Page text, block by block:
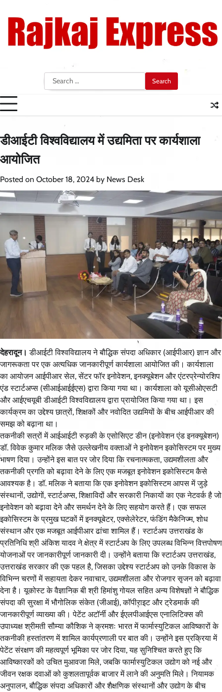
content
Search
for:
डीआईटी विश्वविद्यालय में उद्यमिता पर कार्यशाला
आयोजित
Posted on October 18, 2024 by News Desk
देहरादून। डीआईटी विश्वविद्यालय ने बौद्धिक संपदा अधिकार (आईपीआर) ज्ञान और
जागरूकता पर एक अत्यधिक जानकारीपूर्ण कार्यशाला आयोजित की। कार्यशाला
का आयोजन आईपीआर सेल, सेंटर फॉर इनोवेशन, इनक्यूबेशन और एंटरप्रेन्योरशिप
एंड स्टार्टअप्स (सीआईआईईएस) द्वारा किया गया था। कार्यशाला को यूसीओएसटी
और आईएचयूबी डीआईटी विश्वविद्यालय द्वारा प्रायोजित किया गया था। इस
कार्यक्रम का उद्देश्य छात्रों, शिक्षकों और नवोदित उद्यमियों के बीच आईपीआर की
समझ को बढ़ाना था।
तकनीकी सत्रों में आईआईटी रुड़की के एसोसिएट डीन (इनोवेशन एंड इनक्यूबेशन)
डॉ. विवेक कुमार मलिक जैसे उल्लेखनीय वक्ताओं ने इनोवेशन इकोसिस्टम पर मुख्य
भाषण दिया। उन्होंने इस बात पर जोर दिया कि रचनात्मकता, उद्यमशीलता और
तकनीकी प्रगति को बढ़ावा देने के लिए एक मजबूत इनोवेशन इकोसिस्टम कैसे
आवश्यक है। डॉ. मलिक ने बताया कि एक इनोवेशन इकोसिस्टम आपस में जुड़े
संस्थानों, उद्योगों, स्टार्टअप्स, शिक्षाविदों और सरकारी निकायों का एक नेटवर्क है जो
इनोवेशन को बढ़ावा देने और समर्थन देने के लिए सहयोग करते हैं। एक सफल
इकोसिस्टम के प्रमुख घटकों में इनक्यूबेटर, एक्सेलेरेटर, फंडिंग मैकेनिज्म, शोध
संस्थान और एक मजबूत आईपीआर ढांचा शामिल हैं। स्टार्टअप उत्तराखंड के
प्रतिनिधि श्री अंकिश यादव ने क्षेत्र में स्टार्टअप के लिए उपलब्ध विभिन्न वित्तपोषण
योजनाओं पर जानकारीपूर्ण जानकारी दी। उन्होंने बताया कि स्टार्टअप उत्तराखंड,
उत्तराखंड सरकार की एक पहल है, जिसका उद्देश्य स्टार्टअप को उनके विकास के
विभिन्न चरणों में सहायता देकर नवाचार, उद्यमशीलता और रोजगार सृजन को बढ़ावा
देना है। यूकोस्ट के वैज्ञानिक बी श्री हिमांशु गोयल सहित अन्य विशेषज्ञों ने बौद्धिक
संपदा की सुरक्षा में भौगोलिक संकेत (जीआई), कॉपीराइट और ट्रेडमार्क की
जानकारीपूर्ण व्याख्या की। पेटेंट अटॉर्नी और ईएलपीआईएस एनालिटिक्स की
उपाध्यक्ष श्रीमती सौम्या कौशिक ने क्रमशः भारत में फार्मास्युटिकल आविष्कारों के
तकनीकी हस्तांतरण में शामिल कार्यप्रणाली पर बात की। उन्होंने इस प्रक्रिया में
पेटेंट संरक्षण की महत्वपूर्ण भूमिका पर जोर दिया, यह सुनिश्चित करते हुए कि
आविष्कारकों को उचित मुआवजा मिले, जबकि फार्मास्युटिकल उद्योग को नई और
जीवन रक्षक दवाओं को कुशलतापूर्वक बाजार में लाने की अनुमति मिले। नियामक
अनुपालन, बौद्धिक संपदा अधिकारों और शैक्षणिक संस्थानों और उद्योग के बीच